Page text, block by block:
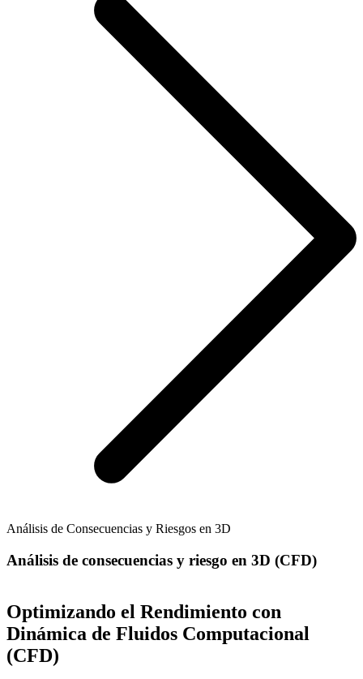
Análisis de Consecuencias y Riesgos en 3D
Análisis de consecuencias y riesgo en 3D (CFD)
Optimizando el Rendimiento con
Dinámica de Fluidos Computacional
(CFD)